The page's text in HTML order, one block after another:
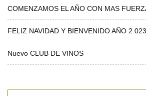
COMENZAMOS EL AÑO CON MAS
FELIZ NAVIDAD Y BIENVENIDO AÑO 2.023
Nuevo CLUB DE VINOS